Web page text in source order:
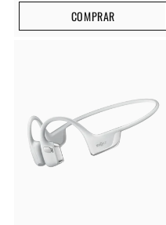
COMPRAR